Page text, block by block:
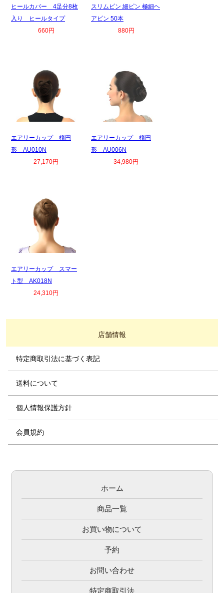
ヒールカバー 4足分8枚
入り ヒールタイプ
660円
スリムピン 細ピン 極細ヘ
アピン 50本
880円
エアリーカップ 楕円
形 AU010N
27,170円
エアリーカップ 楕円
形 AU006N
34,980円
エアリーカップ スマー
ト型 AK018N
24,310円
店舗情報
特定商取引法に基づく表記
送料について
個人情報保護方針
会員規約
ホーム
商品一覧
お買い物について
予約
お問い合わせ
特定商取引法